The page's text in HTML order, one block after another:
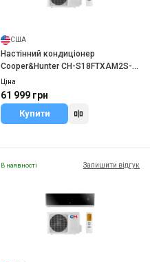
США
Настінний кондиціонер
Cooper&Hunter CH-S18FTXAM2S-
BL
Ціна
61 999 грн
Купити
В наявності Залишити відгук